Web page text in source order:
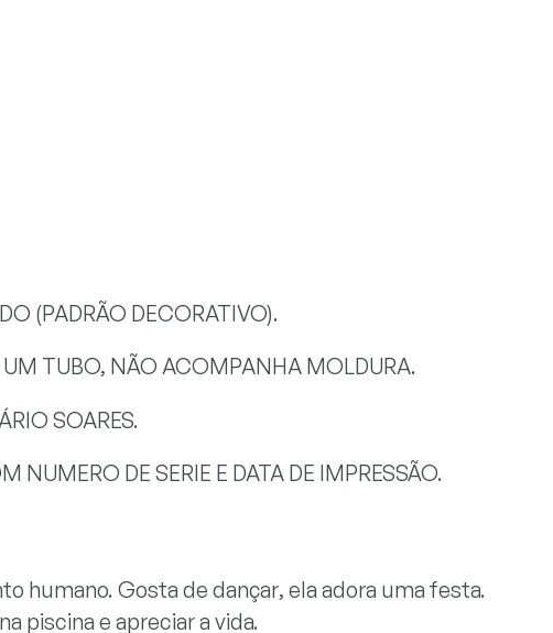
(PADRÃO DECORATIVO).
TUBO, NÃO ACOMPANHA MOLDURA.
SOARES.
DE SERIE E DATA DE IMPRESSÃO.
humano. Gosta de dançar, ela adora uma festa.
piscina e apreciar a vida.